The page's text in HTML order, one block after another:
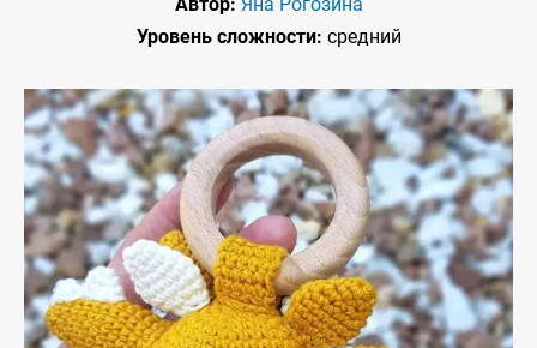
Уровень сложности: средний